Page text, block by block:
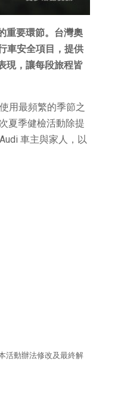
重要環節。台灣奧
車安全項目，提供
現，讓每段旅程皆
用最頻繁的季節之
夏季健檢活動除提
車主與家人，以
活動辦法修改及最終解